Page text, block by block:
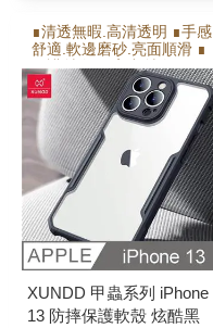
∎清透無暇.高清透明 ∎手感
舒適.軟邊磨砂.亮面順滑 ∎
保護射像頭.高出射像頭2M
M ∎防撞耐摔.增加氣囊瓦
解充擊力 ∎軟硬雙倍保護
XUNDD 甲蟲系列 iPhone
13 防摔保護軟殼 炫酷黑